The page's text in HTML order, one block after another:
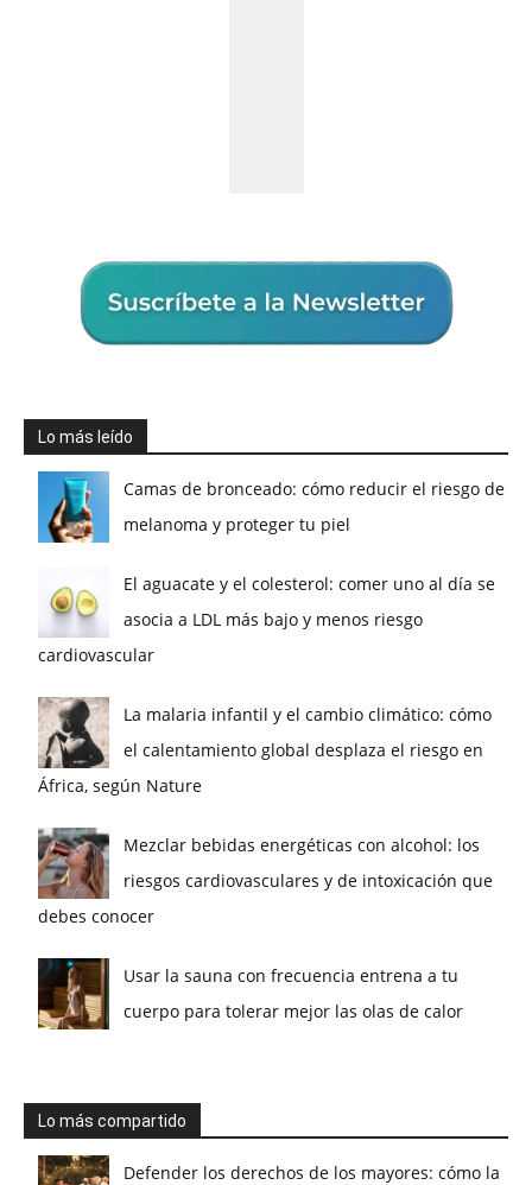
Lo más leído
Camas de bronceado: cómo reducir el riesgo de
melanoma y proteger tu piel
El aguacate y el colesterol: comer uno al día se
asocia a LDL más bajo y menos riesgo
cardiovascular
La malaria infantil y el cambio climático: cómo
el calentamiento global desplaza el riesgo en
África, según Nature
Mezclar bebidas energéticas con alcohol: los
riesgos cardiovasculares y de intoxicación que
debes conocer
Usar la sauna con frecuencia entrena a tu
cuerpo para tolerar mejor las olas de calor
Lo más compartido
Defender los derechos de los mayores: cómo la